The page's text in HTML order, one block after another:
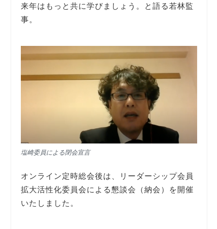
来年はもっと共に学びましょう。と語る若林監
事。
塩崎委員による閉会宣言
オンライン定時総会後は、リーダーシップ会員
拡大活性化委員会による懇談会（納会）を開催
いたしました。